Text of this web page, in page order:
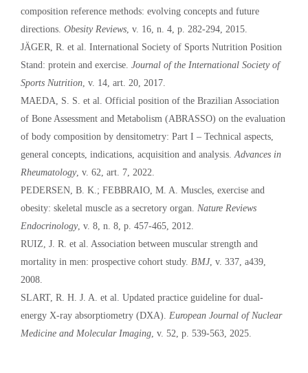
composition reference methods: evolving concepts and future
directions. Obesity Reviews, v. 16, n. 4, p. 282-294, 2015.
JÄGER, R. et al. International Society of Sports Nutrition Position
Stand: protein and exercise. Journal of the International Society of
Sports Nutrition, v. 14, art. 20, 2017.
MAEDA, S. S. et al. Official position of the Brazilian Association
of Bone Assessment and Metabolism (ABRASSO) on the evaluation
of body composition by densitometry: Part I – Technical aspects,
general concepts, indications, acquisition and analysis.Advances in
Rheumatology, v. 62, art. 7, 2022.
PEDERSEN, B. K.; FEBBRAIO, M. A. Muscles, exercise and
obesity: skeletal muscle as a secretory organ. Nature Reviews
Endocrinology, v. 8, n. 8, p. 457-465, 2012.
RUIZ, J. R. et al. Association between muscular strength and
mortality in men: prospective cohort study. BMJ, v. 337, a439,
2008.
SLART, R. H. J. A. et al. Updated practice guideline for dual-
energy X-ray absorptiometry (DXA). European Journal of Nuclear
Medicine and Molecular Imaging, v. 52, p. 539-563, 2025.